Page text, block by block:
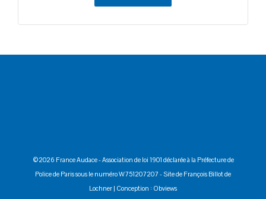
©2026 France Audace - Association de loi 1901 déclarée à la Préfecture de
Police de Paris sous le numéro W751207207 -Site de François Billot de
Lochner | Conception : Obviews